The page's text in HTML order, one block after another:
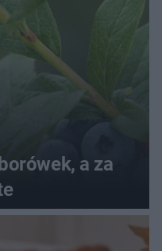
a za